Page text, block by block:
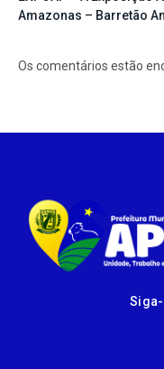
Amazonas – Barretão
Os comentários estão